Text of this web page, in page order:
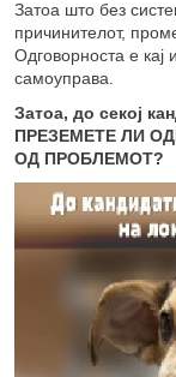
Затоа што без
причинителот,
Одговорноста е кај
самоуправа.
Затоа, до секој
ПРЕЗЕМЕТЕ ЛИ
ОД ПРОБЛЕМОТ?